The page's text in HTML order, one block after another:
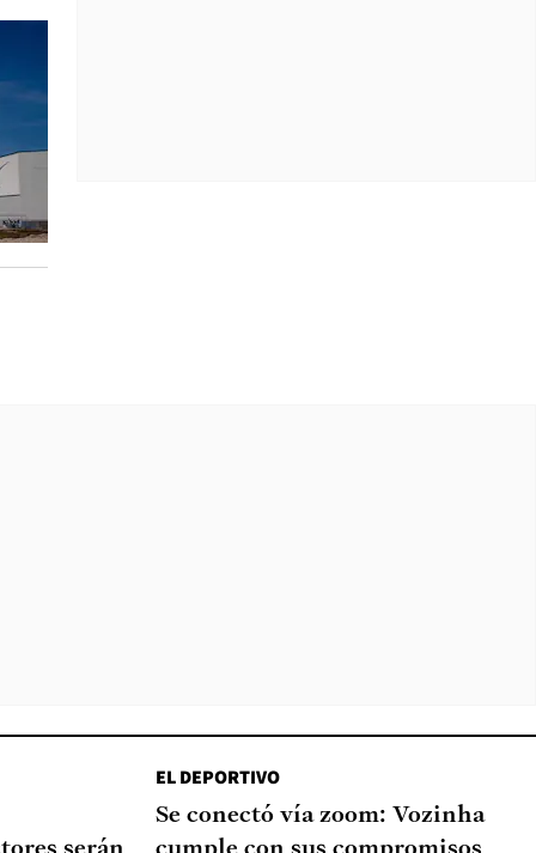
EL DEPORTIVO
Se conectó vía zoom: Vozinha